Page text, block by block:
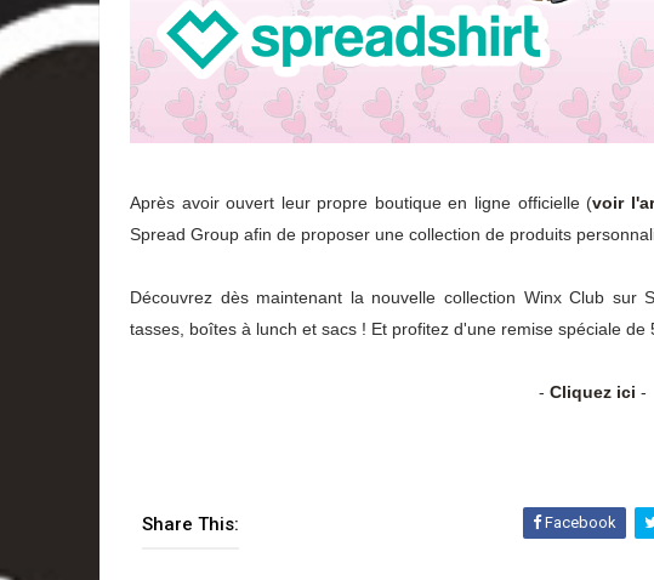
Après avoir ouvert leur propre boutique en ligne officielle (voir
Spread Group afin de proposer une collection de produits
Découvrez dès maintenant la nouvelle collection Winx Club sur
tasses, boîtes à lunch et sacs ! Et profitez d'une remise spéciale de
- Cliquez ici -
Share This: Facebook